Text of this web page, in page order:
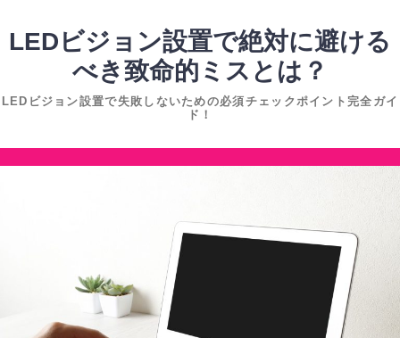
ン
ツ
LEDビジョン設置で絶対に避ける
べき致命的ミスとは？
LEDビジョン設置で失敗しないための必須チェックポイント完全ガイ
ド！
コ